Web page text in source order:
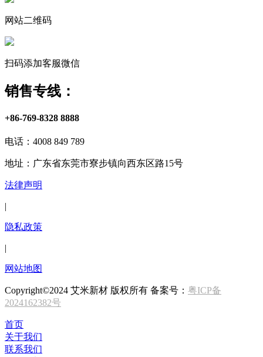
网站二维码
扫码添加客服微信
销售专线：
+86-769-8328 8888
电话：4008 849 789
地址：广东省东莞市寮步镇向西东区路15号
法律声明
|
隐私政策
|
网站地图
Copyright©2024 艾米新材 版权所有 备案号： 粤ICP备
2024162382号
首页
关于我们
联系我们